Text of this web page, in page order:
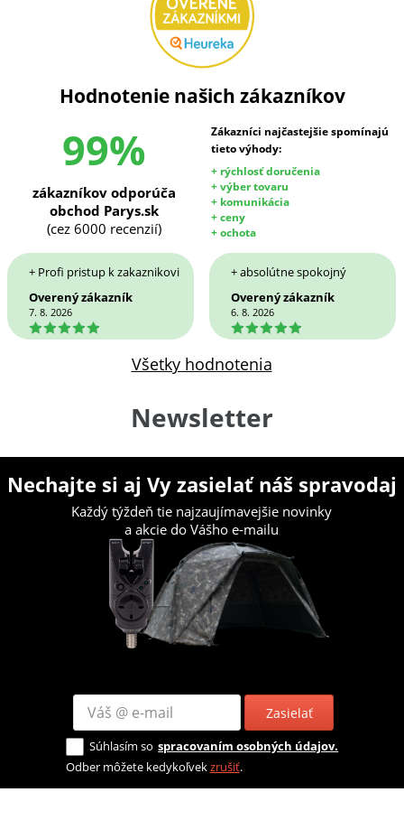
Hodnotenie našich zákazníkov
99%
Zákazníci najčastejšie spomínajú
tieto výhody:
+ rýchlosť doručenia
+ výber tovaru
+ komunikácia
+ ceny
+ ochota
zákazníkov odporúča
obchod Parys.sk
(cez 6000 recenzií)
+ Profi pristup k zakaznikovi
Overený zákazník
7. 8. 2026
5
+ absolútne spokojný
Overený zákazník
6. 8. 2026
5
Všetky hodnotenia
Newsletter
Nechajte si aj Vy zasielať náš spravodaj
Každý týždeň tie najzaujímavejšie novinky
a akcie do Vášho e-mailu
Zasielať
Súhlasím so spracovaním osobných údajov.
Odber môžete kedykoľvekzrušiť.